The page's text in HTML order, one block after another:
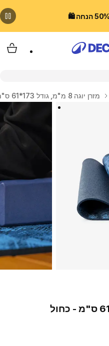
מזרן יוגה 8 מ"מ, גודל 173*61 ס"מ - כחול